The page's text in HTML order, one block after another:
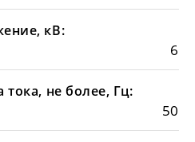
кВ:
6
не более, Гц:
50